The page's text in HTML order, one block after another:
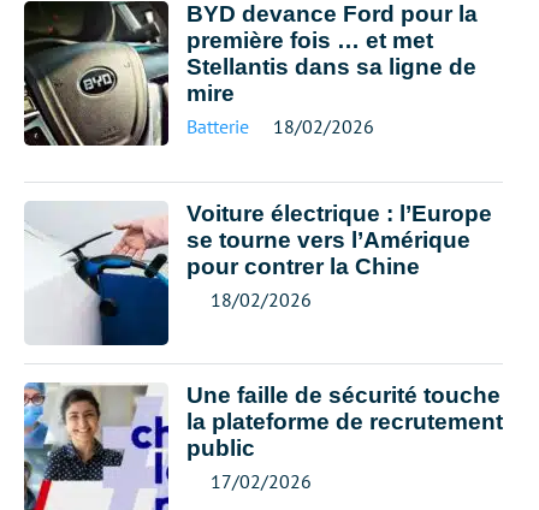
BYD devance Ford pour la
première fois … et met
Stellantis dans sa ligne de
mire
Batterie 18/02/2026
Voiture électrique : l’Europe
se tourne vers l’Amérique
pour contrer la Chine
18/02/2026
Une faille de sécurité touche
la plateforme de recrutement
public
17/02/2026